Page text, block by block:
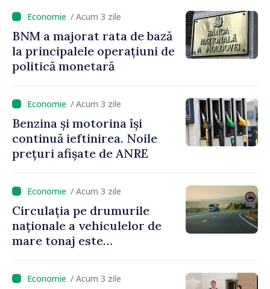
2027
/ Acum 3 zile
BNM a majorat rata de bază
la principalele operațiuni de
politică monetară
/ Acum 3 zile
Benzina și motorina își
continuă ieftinirea. Noile
prețuri afișate de ANRE
/ Acum 3 zile
Circulația pe drumurile
naționale a vehiculelor de
mare tonaj este
caniculă
/ Acum 3 zile